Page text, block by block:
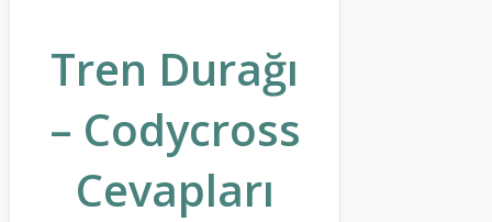
Tren Durağı
– Codycross
Cevapları